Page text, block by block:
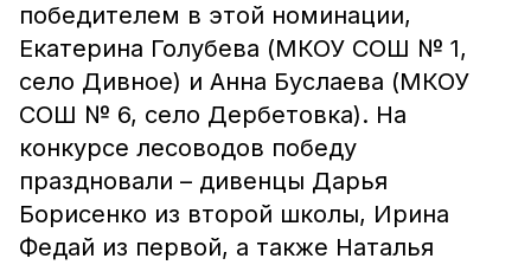
победителем в этой номинации,
Екатерина Голубева (МКОУ СОШ № 1,
село Дивное) и Анна Буслаева (МКОУ
СОШ № 6, село Дербетовка). На
конкурсе лесоводов победу
праздновали – дивенцы Дарья
Борисенко из второй школы, Ирина
Федай из первой, а также Наталья